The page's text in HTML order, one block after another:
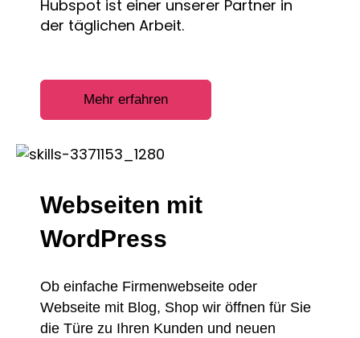
Hubspot ist einer unserer Partner in
der täglichen Arbeit.
Mehr erfahren
Webseiten mit
WordPress
Ob einfache Firmenwebseite oder
Webseite mit Blog, Shop wir öffnen für Sie
die Türe zu Ihren Kunden und neuen